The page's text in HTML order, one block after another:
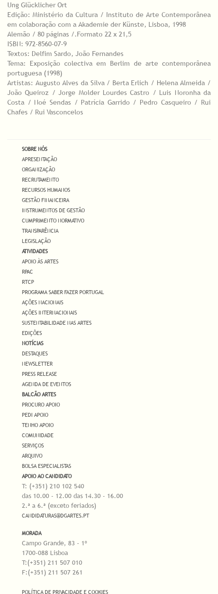
Ung Glücklicher Ort
Edição: Ministério da Cultura / Instituto de Arte Contemporânea
em colaboração com a Akademie der Künste, Lisboa, 1998
Alemão / 80 páginas /.Formato 22 x 21,5
ISBN: 972-8560-07-9
Textos: Delfim Sardo, João Fernandes
Tema: Exposição colectiva em Berlim de arte contemporânea
portuguesa (1998)
Artistas: Augusto Alves da Silva / Berta Erlich / Helena Almeida /
João Queiroz / Jorge Molder Lourdes Castro / Luis Noronha da
Costa / Noé Sendas / Patrícia Garrido / Pedro Casqueiro / Rui
Chafes / Rui Vasconcelos
SOBRE NÓS
APRESENTAÇÃO
ORGANIZAÇÃO
RECRUTAMENTO
RECURSOS HUMANOS
GESTÃO FINANCEIRA
INSTRUMENTOS DE GESTÃO
CUMPRIMENTO NORMATIVO
TRANSPARÊNCIA
LEGISLAÇÃO
ATIVIDADES
APOIO ÀS ARTES
RPAC
RTCP
PROGRAMA SABER FAZER PORTUGAL
AÇÕES NACIONAIS
AÇÕES INTERNACIONAIS
SUSTENTABILIDADE NAS ARTES
EDIÇÕES
NOTÍCIAS
DESTAQUES
NEWSLETTER
PRESS RELEASE
AGENDA DE EVENTOS
BALCÃO ARTES
PROCURO APOIO
PEDI APOIO
TENHO APOIO
COMUNIDADE
SERVIÇOS
ARQUIVO
BOLSA ESPECIALISTAS
APOIO AO CANDIDATO
T: (+351) 210 102 540
das 10.00 - 12.00 das 14.30 - 16.00
2.ª a 6.ª (exceto feriados)
CANDIDATURAS@DGARTES.PT
MORADA
Campo Grande, 83 - 1º
1700-088 Lisboa
T:(+351) 211 507 010
F:(+351) 211 507 261
POLÍTICA DE PRIVACIDADE E COOKIES